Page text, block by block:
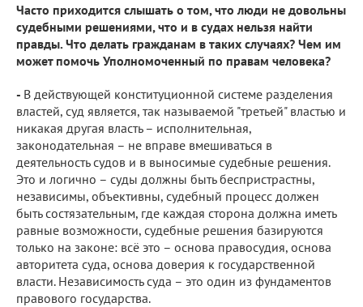
Часто приходится слышать о том, что люди не довольны
судебными решениями, что и в судах нельзя найти
правды. Что делать гражданам в таких случаях? Чем им
может помочь Уполномоченный по правам человека?
- В действующей конституционной системе разделения
властей, суд является, так называемой "третьей" властью и
никакая другая власть – исполнительная,
законодательная – не вправе вмешиваться в
деятельность судов и в выносимые судебные решения.
Это и логично – суды должны быть беспристрастны,
независимы, объективны, судебный процесс должен
быть состязательным, где каждая сторона должна иметь
равные возможности, судебные решения базируются
только на законе: всё это – основа правосудия, основа
авторитета суда, основа доверия к государственной
власти. Независимость суда – это один из фундаментов
правового государства.